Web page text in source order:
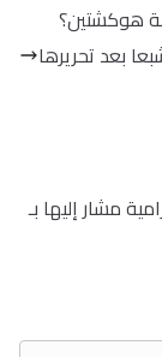
هوكشتين؟
بعد تحريرها
مشار إليها بـ